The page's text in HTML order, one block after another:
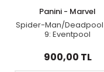
Panini - Marvel
Spider-Man/Deadpool
9: Eventpool
900,00 TL